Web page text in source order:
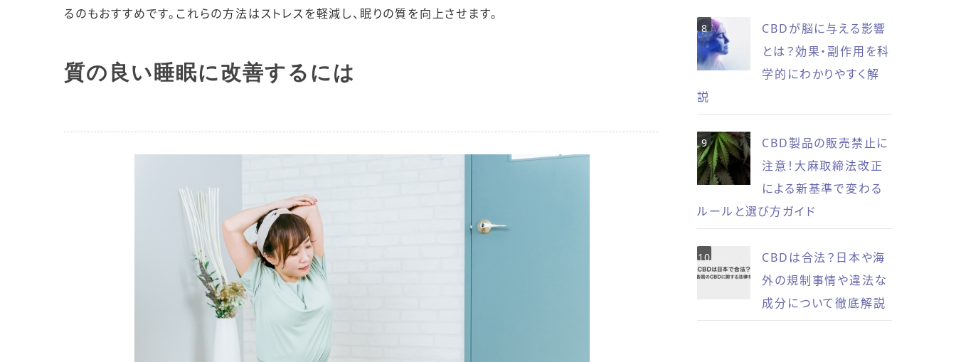
るのもおすすめです。これらの方法はストレスを軽減し、眠りの質を向上させます。
質の良い睡眠に改善するには
CBDが脳に与える影響
とは？効果・副作用を科
学的にわかりやすく解
説
CBD製品の販売禁止に
注意！大麻取締法改正
による新基準で変わる
ルールと選び方ガイド
CBDは合法？日本や海
外の規制事情や違法な
成分について徹底解説